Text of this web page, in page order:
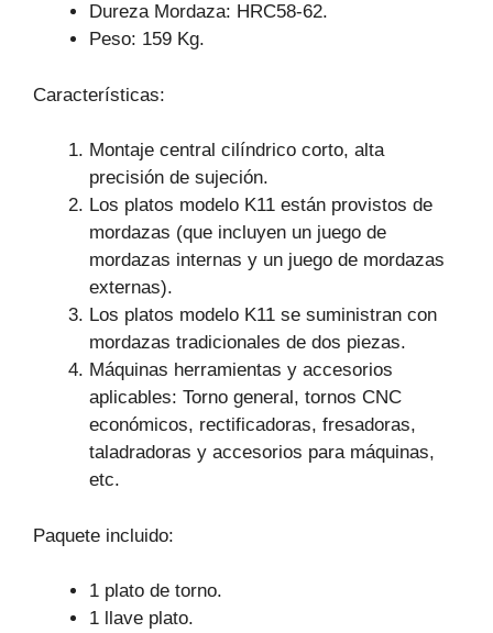
Dureza Mordaza: HRC58-62.
Peso: 159 Kg.
Características:
Montaje central cilíndrico corto, alta
precisión de sujeción.
Los platos modelo K11 están provistos de
mordazas (que incluyen un juego de
mordazas internas y un juego de mordazas
externas).
Los platos modelo K11 se suministran con
mordazas tradicionales de dos piezas.
Máquinas herramientas y accesorios
aplicables: Torno general, tornos CNC
económicos, rectificadoras, fresadoras,
taladradoras y accesorios para máquinas,
etc.
Paquete incluido:
1 plato de torno.
1 llave plato.